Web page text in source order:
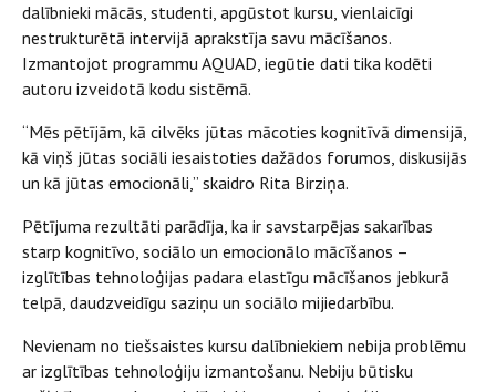
dalībnieki mācās, studenti, apgūstot kursu, vienlaicīgi
nestrukturētā intervijā aprakstīja savu mācīšanos.
Izmantojot programmu AQUAD, iegūtie dati tika kodēti
autoru izveidotā kodu sistēmā.
“Mēs pētījām, kā cilvēks jūtas mācoties kognitīvā dimensijā,
kā viņš jūtas sociāli iesaistoties dažādos forumos, diskusijās
un kā jūtas emocionāli,” skaidro Rita Birziņa.
Pētījuma rezultāti parādīja, ka ir savstarpējas sakarības
starp kognitīvo, sociālo un emocionālo mācīšanos –
izglītības tehnoloģijas padara elastīgu mācīšanos jebkurā
telpā, daudzveidīgu saziņu un sociālo mijiedarbību.
Nevienam no tiešsaistes kursu dalībniekiem nebija problēmu
ar izglītības tehnoloģiju izmantošanu. Nebiju būtisku